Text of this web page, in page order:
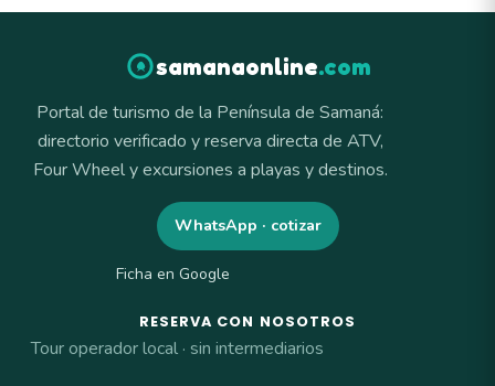
samanaonline.com
Portal de turismo de la Península de Samaná:
directorio verificado y reserva directa de ATV,
Four Wheel y excursiones a playas y destinos.
WhatsApp · cotizar
Ficha en Google
RESERVA CON NOSOTROS
Tour operador local · sin intermediarios